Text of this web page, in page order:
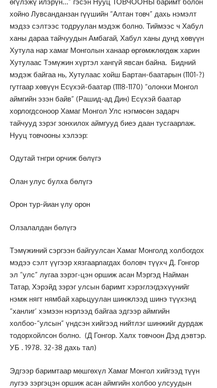
хойно Лувсанданзан гүүшийн “Алтан товч” дахь нэмэлт
мэдзэ сэлтээс тодруулан мэдэж болно. Тиймээс ч Хабул
ханы дараа тайчуудын Амбагай, Хабул ханы дунд хөвүүн
Хутула нар хамаг Монголын ханаар өргөмжлөгдөж харин
Хутулаас Тэмүжин хүртэл хангүй явсан байна. Бидний
мэдэж байгаа нь, Хутулаас хойш Бартан-баатарын (1101-?)
гутгаар хөвүүн Есүхэй-баатар (1118-1170) “олонхи Монгол
аймгийн эзэн байв” (Рашид-ад Дин) Есүхэй баатар
хорлогдсоноор Хамаг Монгол Улс нэгмөсөн задарч
тайчууд зэрэг зонхилох аймгууд биеэ даан тусгаарлаж.
Нууц товчооны хэлээр:
Одутай тнгри орчиж бөлүгэ
Олан улус булха бөлүгэ
Орон тур-йиан үлу орон
Олзалалдан бөлүгэ
Тэмүжиний сэргээн байгуулсан Хамаг Монголд холбогдох
мэдээ сэлт үүгээр хязгаарлагдах боловч түүхч Д. Гонгор
эл “улс” лугаа зэрэг-цэн оршиж асан Мэргэд Найман
Татар, Хэрэйд зэрэг улсын баримт хэрэглэгдэхүүнийг
нэмж нягт нямбай харьцуулан шинжлээд шинэ түүхэнд
“ханлиг’ хэмээн нэрлээд байгаа эдгээр аймгийн
холбоо-“улсын” үндсэн хийгээд нийтлэг шинжийг дурдаж
тодорхойлсон болно. (Д Гонгор. Халх товчоон Дэд дэвтэр.
УБ . 1978. 32-38 дахь тал)
Эдгээр баримтаар мөшгөхүл Хамаг Монгол хийгээд түүн
лугээ зэргэцэн оршиж асан аймгийн холбоо улсуудын